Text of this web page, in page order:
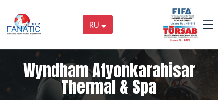
RU
Wyndham Afyonkarahisar
Thermal & Spa